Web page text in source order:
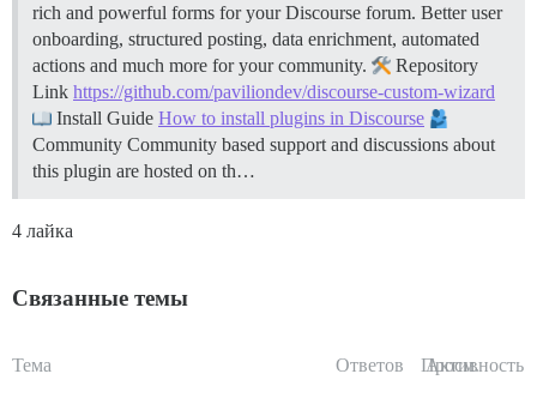
rich and powerful forms for your Discourse forum. Better user
onboarding, structured posting, data enrichment, automated
actions and much more for your community.
Repository
Link https://github.com/paviliondev/discourse-custom-wizard
Install Guide How to install plugins in Discourse
Community Community based support and discussions about
this plugin are hosted on th…
4 лайка
Связанные темы
Тема Ответов Просм.
Активность